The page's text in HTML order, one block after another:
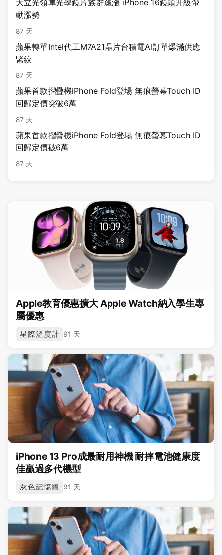
大立光領軍光學鏡片族群飆漲 iPhone 16鏡頭升級帶
動漲勢
87 天
蘋果轉單Intel代工M7A21晶片台積電AI訂單爆滿供應
緊絞
87 天
蘋果首款摺疊機iPhone Fold登場 無痕螢幕Touch ID
回歸定價突破6萬
87 天
蘋果首款摺疊機iPhone Fold登場 無痕螢幕Touch ID
回歸定價破6萬
87 天
Apple教育優惠擴大 Apple Watch納入學生專
屬優惠
星際溫度計 91 天
iPhone 13 Pro成最耐用神機 耐摔電池健康度
佳贏過多代機型
灰色記憶體 91 天